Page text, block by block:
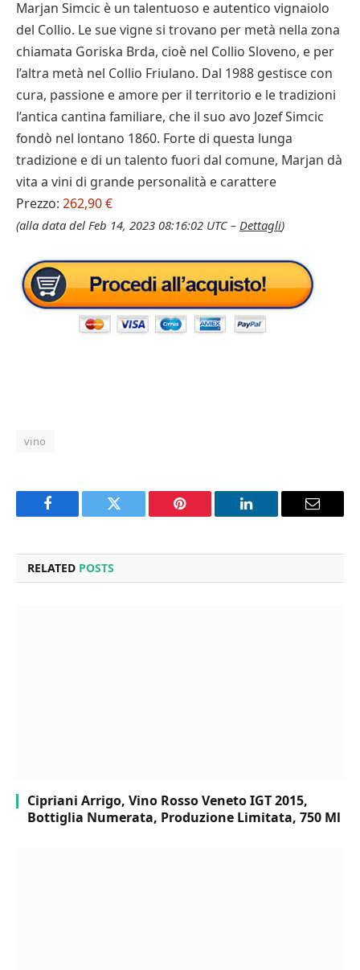
Marjan Simcic è un talentuoso e autentico vignaiolo
del Collio. Le sue vigne si trovano per metà nella zona
chiamata Goriska Brda, cioè nel Collio Sloveno, e per
l’altra metà nel Collio Friulano. Dal 1988 gestisce con
cura, passione e amore per il territorio e le tradizioni
l’antica cantina familiare, che il suo avo Jozef Simcic
fondò nel lontano 1860. Forte di questa lunga
tradizione e di un talento fuori dal comune, Marjan dà
vita a vini di grande personalità e carattere
Prezzo: 262,90 €
(alla data del Feb 14, 2023 08:16:02 UTC – Dettagli)
vino
Facebook Twitter Pinterest LinkedIn Email
RELATED POSTS
Cipriani Arrigo, Vino Rosso Veneto IGT 2015,
Bottiglia Numerata, Produzione Limitata, 750 Ml